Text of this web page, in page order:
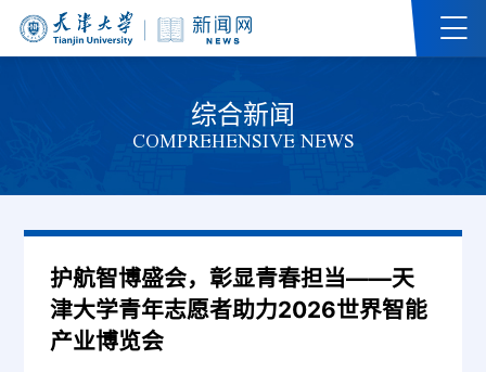
综合新闻
COMPREHENSIVE NEWS
护航智博盛会，彰显青春担当——天
津大学青年志愿者助力2026世界智能
产业博览会